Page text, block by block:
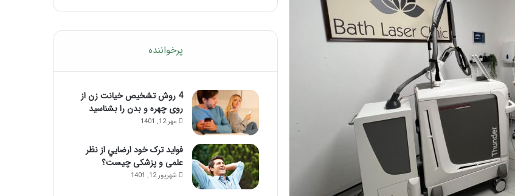
پرخواننده
4 روش تشخیص خیانت زن از
روی چهره و بدن را بشناسید
مهر 12, 1401
فواید ترک خود ارضايي از نظر
علمی و پزشکی چیست؟
شهریور 12, 1401